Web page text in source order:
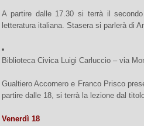
A partire dalle 17.30 si terrà il
letteratura italiana. Stasera si parlerà di
Biblioteca Civica Luigi Carluccio – via
Gualtiero Accornero e Franco Prisco
partire dalle 18, si terrà la lezione dal
Venerdì 18